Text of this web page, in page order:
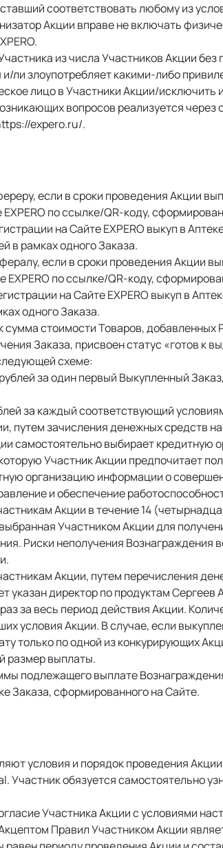
соответствовать любому из
Акции вправе не включать
из числа Участников Акции
ли злоупотребляет какими-либо
лицо в Участники Акции/исключить
вопросов реализуется
expero.ru/.
если в сроки проведения Акции
по ссылке/QR-коду,
на Сайте EXPERO выкуп в
в рамках одного Заказа.
если в сроки проведения Акции
EXPERO по ссылке/QR-коду,
на Сайте EXPERO выкуп в
одного Заказа.
стоимости Товаров, добавленных
Заказа, присвоен статус «готов к
схеме:
за один первый Выкупленный
за каждый соответствующий
путем зачисления денежных средств
самостоятельно выбирает
Участник Акции предпочитает
организацию информации о
и обеспечение
Акции в течение 14
Участником Акции для
Риски неполучения
Акции, путем перечисления
указан директор по продуктам Сергеев
за весь период действия Акции.
условия Акции. В случае, если
только по одной из конкурирующих
размер выплаты.
подлежащего выплате
Заказа, сформированного на Сайте.
условия и порядок проведения
обязуется самостоятельно
Участника Акции с условиями
Правил Участником Акции